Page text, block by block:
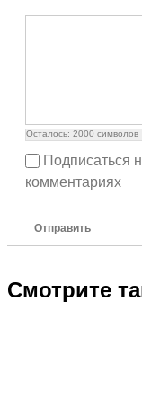
Осталось: 2000 символов
Подписаться
комментариях
Отправить
Смотрите